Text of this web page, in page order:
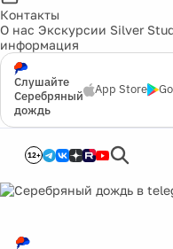
Контакты
О нас Экскурсии Silver
информация
Слушайте
Серебряный
дождь
App Store
12+